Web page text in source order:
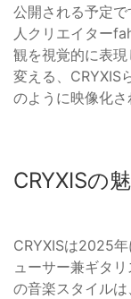
公開される予定
人クリエイター
観を視覚的に表
変える、CRYXIS
のように映像化さ
CRYXISの
CRYXISは2025
ューサー兼ギタ
の音楽スタイル